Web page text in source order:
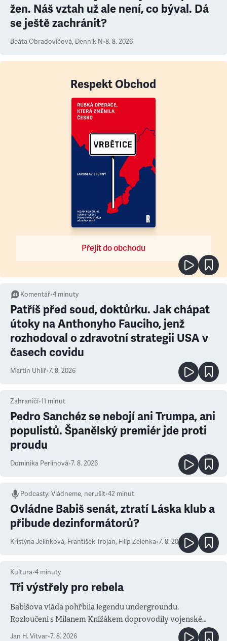
žen. Náš vztah už ale není, co býval. Dá
se ještě zachránit?
Beáta Obradovičová, Denník N•8. 8. 2026
Respekt Obchod
Přejít do obchodu
Komentář•4 minuty
Patříš před soud, doktůrku. Jak chápat
útoky na Anthonyho Fauciho, jenž
rozhodoval o zdravotní strategii USA v
časech covidu
Martin Uhlíř•7. 8. 2026
Zahraničí•11 minut
Pedro Sanchéz se nebojí ani Trumpa, ani
populistů. Španělský premiér jde proti
proudu
Dominika Perlínová•7. 8. 2026
Podcasty:Vládneme, nerušit•42 minut
Ovládne Babiš senát, ztratí Láska klub a
přibude dezinformátorů?
Kristýna Jelínková, František Trojan, Filip Zelenka•7. 8. 2026
Kultura•4 minuty
Tři výstřely pro rebela
Babišova vláda pohřbila legendu undergroundu.
Rozloučení s Milanem Knížákem doprovodily vojenské
salvy i kritika pokrokářů
Jan H. Vitvar•7. 8. 2026